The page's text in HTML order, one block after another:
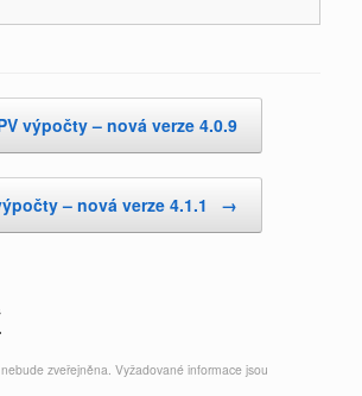
výpočty – nová verze 4.0.9
– nová verze 4.1.1 →
zveřejněna. Vyžadované informace jsou